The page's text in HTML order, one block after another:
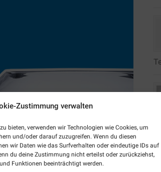
Zustimmung verwalten
bieten, verwenden wir Technologien wie Cookies, um
und/oder darauf zuzugreifen. Wenn du diesen
wir Daten wie das Surfverhalten oder eindeutige IDs auf
du deine Zustimmung nicht erteilst oder zurückziehst,
Funktionen beeinträchtigt werden.